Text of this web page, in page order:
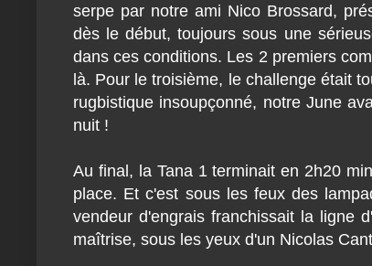
serpe par notre ami Nico Brossard,
dès le début, toujours sous une
dans ces conditions. Les 2 premiers
là. Pour le troisième, le challenge était
rugbistique insoupçonné, notre June
nuit !
Au final, la Tana 1 terminait en 2h20
place. Et c'est sous les feux des
vendeur d'engrais franchissait la ligne
maîtrise, sous les yeux d'un Nicolas